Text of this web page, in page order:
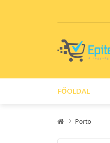
FŐOLDAL
Porto